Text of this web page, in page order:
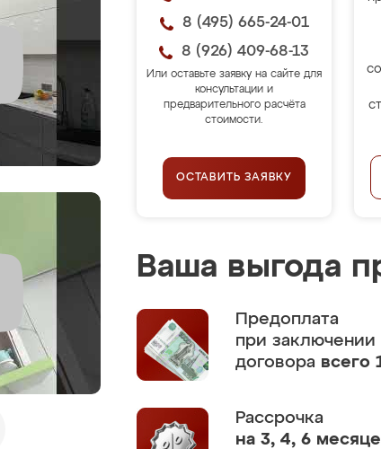
8 (495) 665-24-01
8 (926) 409-68-13
Или оставьте заявку на сайте для
консультации и
предварительного расчёта
стоимости.
ОСТАВИТЬ ЗАЯВКУ
Ваша выгода
Предоплата
при заключении
договора всего
Рассрочка
на 3, 4, 6